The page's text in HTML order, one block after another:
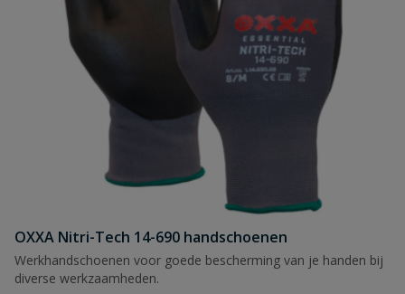
OXXA Nitri-Tech 14-690 handschoenen
Werkhandschoenen voor goede bescherming van je handen bij
diverse werkzaamheden.